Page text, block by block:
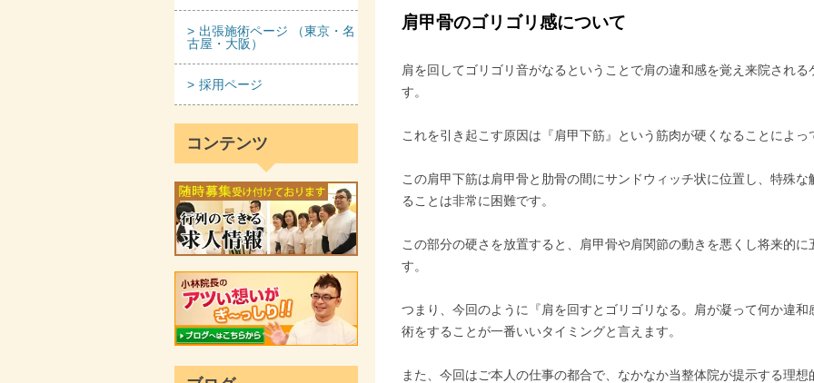
肩甲骨のゴリゴリ感について
肩を回してゴリゴリ音がなるということで肩の違和感を覚え来院され
す。
これを引き起こす原因は『肩甲下筋』という筋肉が硬くなることによっ
この肩甲下筋は肩甲骨と肋骨の間にサンドウィッチ状に位置し、特殊
ることは非常に困難です。
この部分の硬さを放置すると、肩甲骨や肩関節の動きを悪くし将来的
す。
つまり、今回のように『肩を回すとゴリゴリなる。肩が凝って何か違
術をすることが一番いいタイミングと言えます。
また、今回はご本人の仕事の都合で、なかなか当整体院が提示する理
出張施術ページ （東京・名
古屋・大阪）
採用ページ
コンテンツ